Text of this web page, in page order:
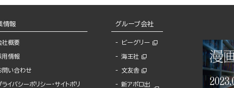
情報
社概要
用情報
問い合わせ
ライバシーポリシー・サイトポリ
グループ会社
ビーグリー
海王社
文友舎
新アポロ出